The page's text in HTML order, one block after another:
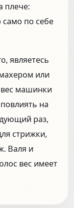
плече:
само по себе
являетесь
или
машинки
на
раз,
стрижки,
Валя и
вес имеет